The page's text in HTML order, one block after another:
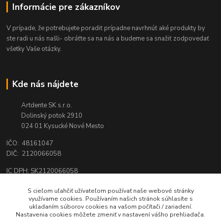
Informácie pre zákazníkov
V prípade, že potrebujete poradiť prípadne navrhnúť aké produkty by
ste radi u nás našli- obráťte sa na nás a budeme sa snažiť zodpovedať
všetky Vaše otázky.
Kde nás nájdete
Artdente SK s.r.o.
Dolinský potok 2910
024 01 Kysucké Nové Mesto
IČO: 48161047
DIČ: 2120066058
IC DPH: SK2120066058
Tel.:0944 159 650
email:shop@artdente.sk
S cieľom uľahčiť užívateľom používať naše webové stránky
využívame cookies. Používaním našich stránok súhlasíte s
ukladaním súborov cookies na vašom počítači / zariadení.
Nastavenia cookies môžete zmeniť v nastavení vášho prehliadača.